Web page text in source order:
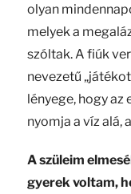
olyan
melyek a
szóltak. A fiúk
nevezetű
lényege, hogy
nyomja a víz alá,
A szüleim
gyerek voltam,